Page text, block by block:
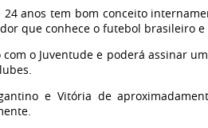
anos tem bom conceito
que conhece o futebol brasileiro
o Juventude e poderá assinar
e Vitória de